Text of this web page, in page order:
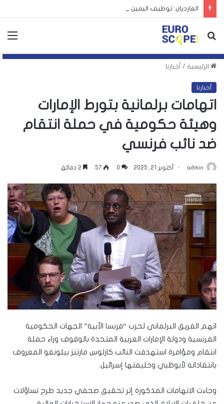
الغارديان: توظيف اليمين الأوروبي لأزمة سبتة يهدد بتكرارها
بحث
الرئيسية / أخبارنا
أخبارنا
اتهامات برلمانية بتورط الإمارات
وهيئة حكومية في حملة انتقام
ضد نائب فرنسي
admin أكتوبر 21, 2025 0
57
اتهم الفريق البرلماني لحزب “فرنسا الأبية” الجهات الحكومية
الفرنسية ودولة الإمارات العربية المتحدة بالوقوف وراء حملة
انتقام ومؤامرة استهدفت النائب كارلوس مارتنز بيلونغو المعروف
بانتقاداته لأبوظبي وحليفتها إسرائيل.
وجاءت الاتهامات المذكورة إثر تحقيق صحفي جديد طرح تساؤلات